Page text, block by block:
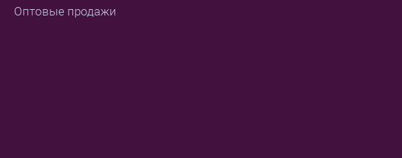
Оптовые продажи